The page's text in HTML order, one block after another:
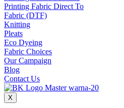
Printing Fabric Direct To
Fabric (DTF)
Knitting
Pleats
Eco Dyeing
Fabric Choices
Our Campaign
Blog
Contact Us
X